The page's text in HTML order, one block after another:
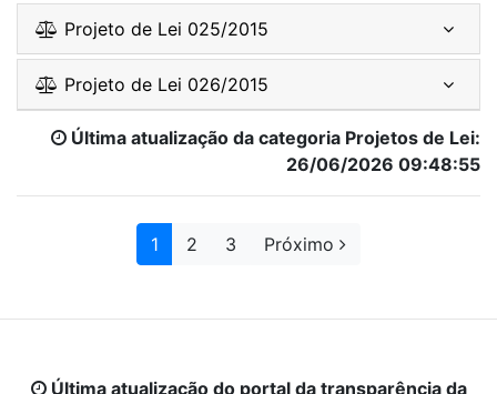
Projeto de Lei 025/2015
Projeto de Lei 026/2015
Última atualização da categoria Projetos de Lei:
26/06/2026 09:48:55
1 2 3 Próximo
Última atualização do portal da transparência da